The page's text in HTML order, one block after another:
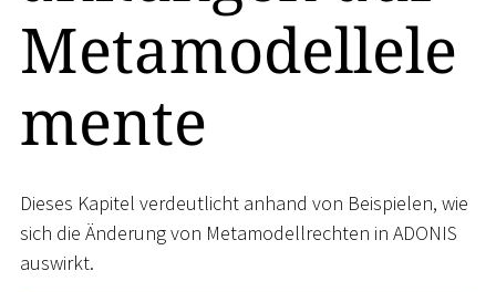
Metamodellele
mente
Dieses Kapitel verdeutlicht anhand von Beispielen, wie
sich die Änderung von Metamodellrechten in ADONIS
auswirkt.